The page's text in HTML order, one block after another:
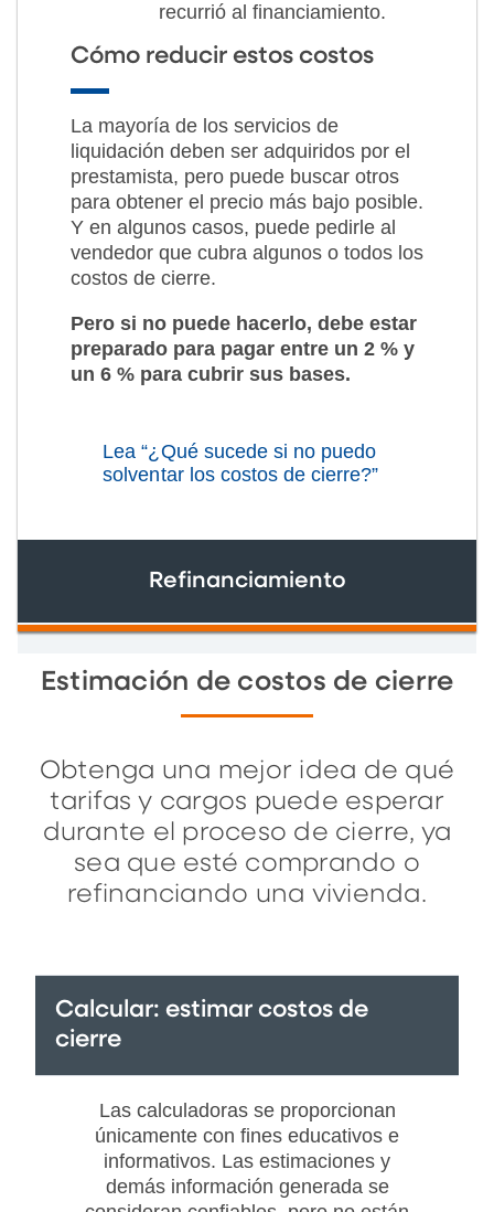
recurrió al financiamiento.
Cómo reducir estos costos
La mayoría de los servicios de
liquidación deben ser adquiridos por el
prestamista, pero puede buscar otros
para obtener el precio más bajo posible.
Y en algunos casos, puede pedirle al
vendedor que cubra algunos o todos los
costos de cierre.
Pero si no puede hacerlo, debe estar
preparado para pagar entre un 2 % y
un 6 % para cubrir sus bases.
Lea “¿Qué sucede si no puedo
solventar los costos de cierre?”
Refinanciamiento
Estimación de costos de cierre
Obtenga una mejor idea de qué
tarifas y cargos puede esperar
durante el proceso de cierre, ya
sea que esté comprando o
refinanciando una vivienda.
Calcular: estimar costos de
cierre
Las calculadoras se proporcionan
únicamente con fines educativos e
informativos. Las estimaciones y
demás información generada se